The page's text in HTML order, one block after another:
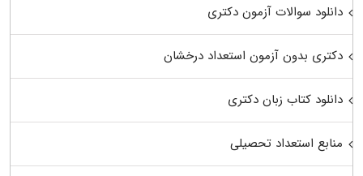
دانلود سوالات آزمون دکتری
دکتری بدون آزمون استعداد درخشان
دانلود کتاب زبان دکتری
منابع استعداد تحصیلی